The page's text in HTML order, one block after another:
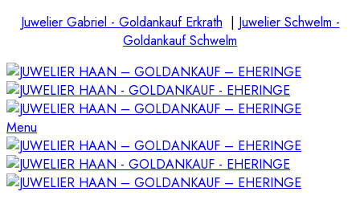
Juwelier Gabriel - Goldankauf Erkrath | Juwelier Schwelm -
Goldankauf Schwelm
Menu